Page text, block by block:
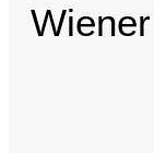
Wiener